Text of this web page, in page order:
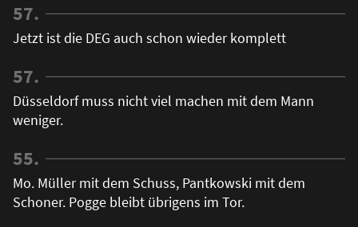
57.
Jetzt ist die DEG auch schon wieder komplett
57.
Düsseldorf muss nicht viel machen mit dem Mann
weniger.
55.
Mo. Müller mit dem Schuss, Pantkowski mit dem
Schoner. Pogge bleibt übrigens im Tor.